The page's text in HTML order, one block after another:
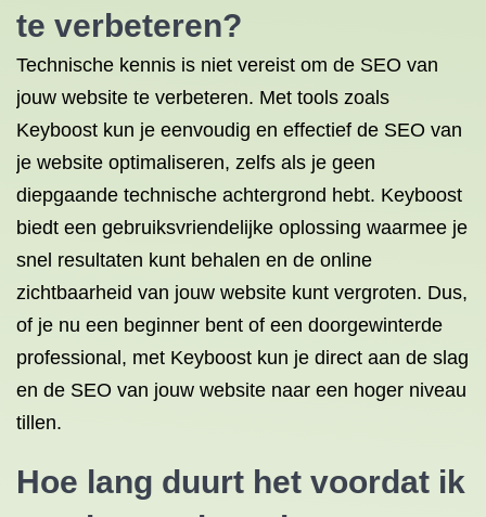
te verbeteren?
Technische kennis is niet vereist om de SEO van
jouw website te verbeteren. Met tools zoals
Keyboost kun je eenvoudig en effectief de SEO van
je website optimaliseren, zelfs als je geen
diepgaande technische achtergrond hebt. Keyboost
biedt een gebruiksvriendelijke oplossing waarmee je
snel resultaten kunt behalen en de online
zichtbaarheid van jouw website kunt vergroten. Dus,
of je nu een beginner bent of een doorgewinterde
professional, met Keyboost kun je direct aan de slag
en de SEO van jouw website naar een hoger niveau
tillen.
Hoe lang duurt het voordat ik